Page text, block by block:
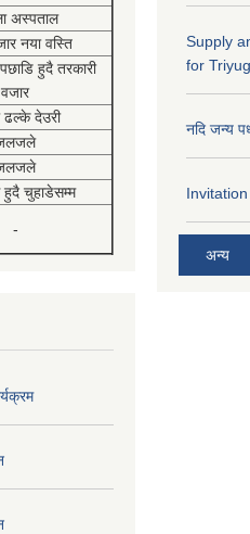
अस्पताल
नया वस्ति
हुदै तरकारी
वजार
ढल्के देउरी
हुदै चुहाडेसम्म
-
Supply
for
नदि जन्य
अन्य